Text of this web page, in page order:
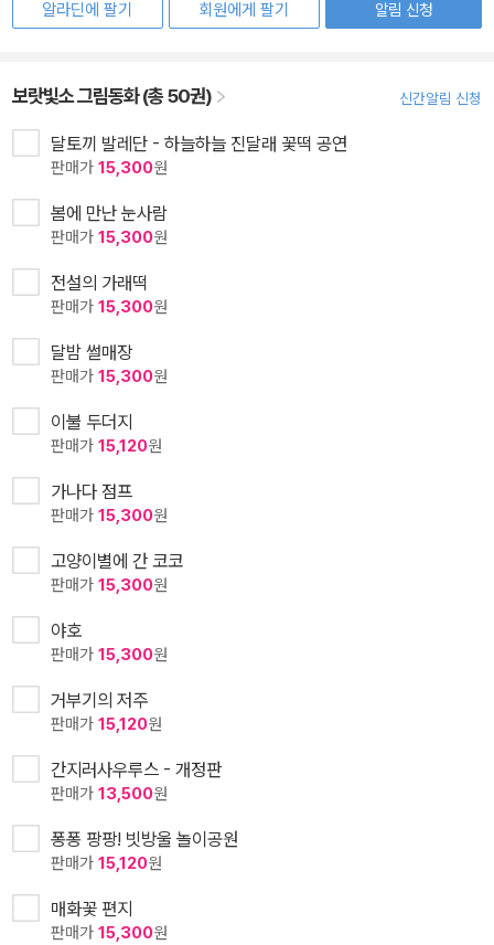
알라딘에 팔기
회원에게 팔기
알림 신청
보랏빛소 그림동화 (총 50권) 신간알림 신청
달토끼 발레단 - 하늘하늘 진달래 꽃떡 공연
판매가 15,300원
봄에 만난 눈사람
판매가 15,300원
전설의 가래떡
판매가 15,300원
달밤 썰매장
판매가 15,300원
이불 두더지
판매가 15,120원
가나다 점프
판매가 15,300원
고양이별에 간 코코
판매가 15,300원
야호
판매가 15,300원
거부기의 저주
판매가 15,120원
간지러사우루스 - 개정판
판매가 13,500원
퐁퐁 팡팡! 빗방울 놀이공원
판매가 15,120원
매화꽃 편지
판매가 15,300원